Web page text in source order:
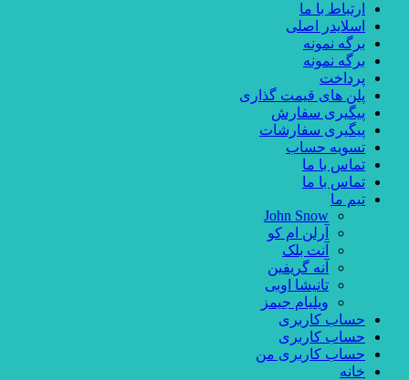
ارتباط با ما
اسلایدر اصلی
برگه نمونه
برگه نمونه
پرداخت
پلن های قیمت گذاری
پیگیری سفارش
پیگیری سفارشات
تسویه حساب
تماس با ما
تماس با ما
تیم ما
John Snow
آرلن ام کو
آنت بلک
آنه گریفین
تانیشا اوبی
ویلیام جیمز
حساب کاربری
حساب کاربری
حساب کاربری من
خانه